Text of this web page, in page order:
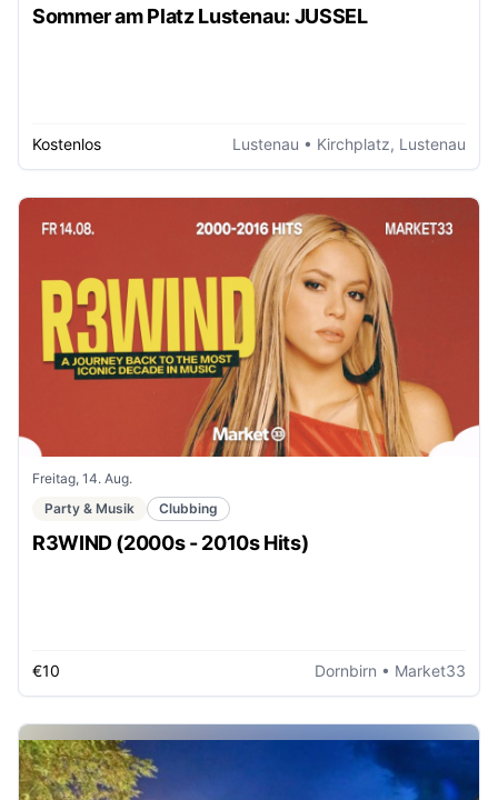
Sommer am Platz Lustenau: JUSSEL
Kostenlos Lustenau • Kirchplatz, Lustenau
Freitag, 14. Aug.
Party & Musik
Clubbing
R3WIND (2000s - 2010s Hits)
€10 Dornbirn • Market33